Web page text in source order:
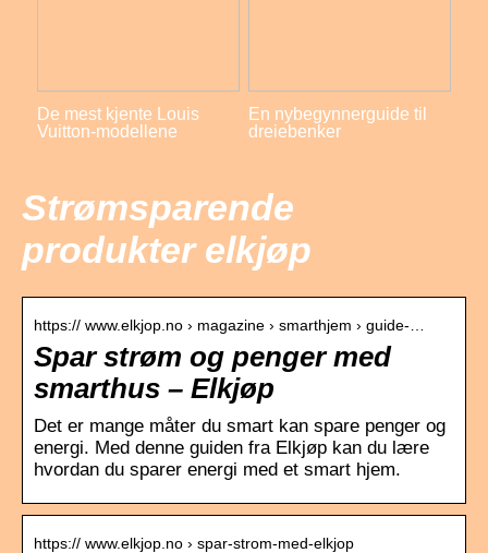
De mest kjente Louis
Vuitton-modellene
En nybegynnerguide til
dreiebenker
Strømsparende
produkter elkjøp
https:// www.elkjop.no › magazine › smarthjem › guide-…
Spar strøm og penger med
smarthus – Elkjøp
Det er mange måter du smart kan spare penger og
energi. Med denne guiden fra Elkjøp kan du lære
hvordan du sparer energi med et smart hjem.
https:// www.elkjop.no › spar-strom-med-elkjop